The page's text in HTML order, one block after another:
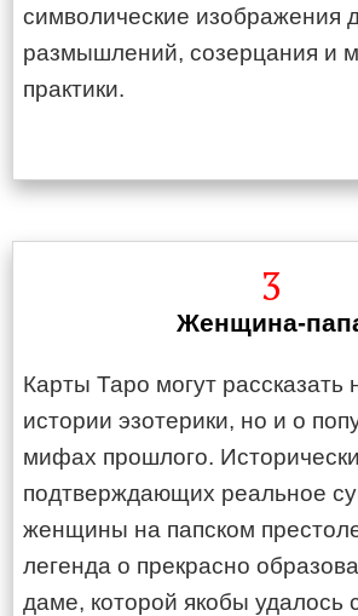
символические изображения
размышлений, созерцания и
практики.
3
Женщина-
Карты Таро могут рассказать
истории эзотерики, но и о
мифах прошлого.
подтверждающих реальное
женщины на папском
легенда о прекрасно
даме, которой якобы удалось